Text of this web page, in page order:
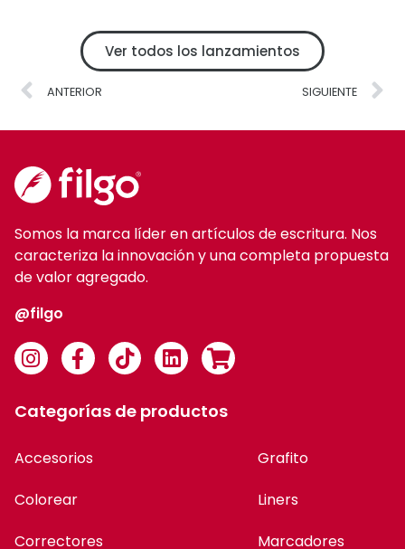
Ver todos los lanzamientos
ANTERIOR SIGUIENTE
Somos la marca líder en artículos de escritura. Nos
caracteriza la innovación y una completa propuesta
de valor agregado.
@filgo
Categorías de productos
Accesorios
Colorear
Correctores
Grafito
Liners
Marcadores